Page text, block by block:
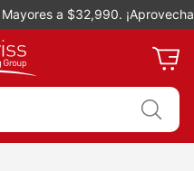
a $32,990. ¡Aprovecha!